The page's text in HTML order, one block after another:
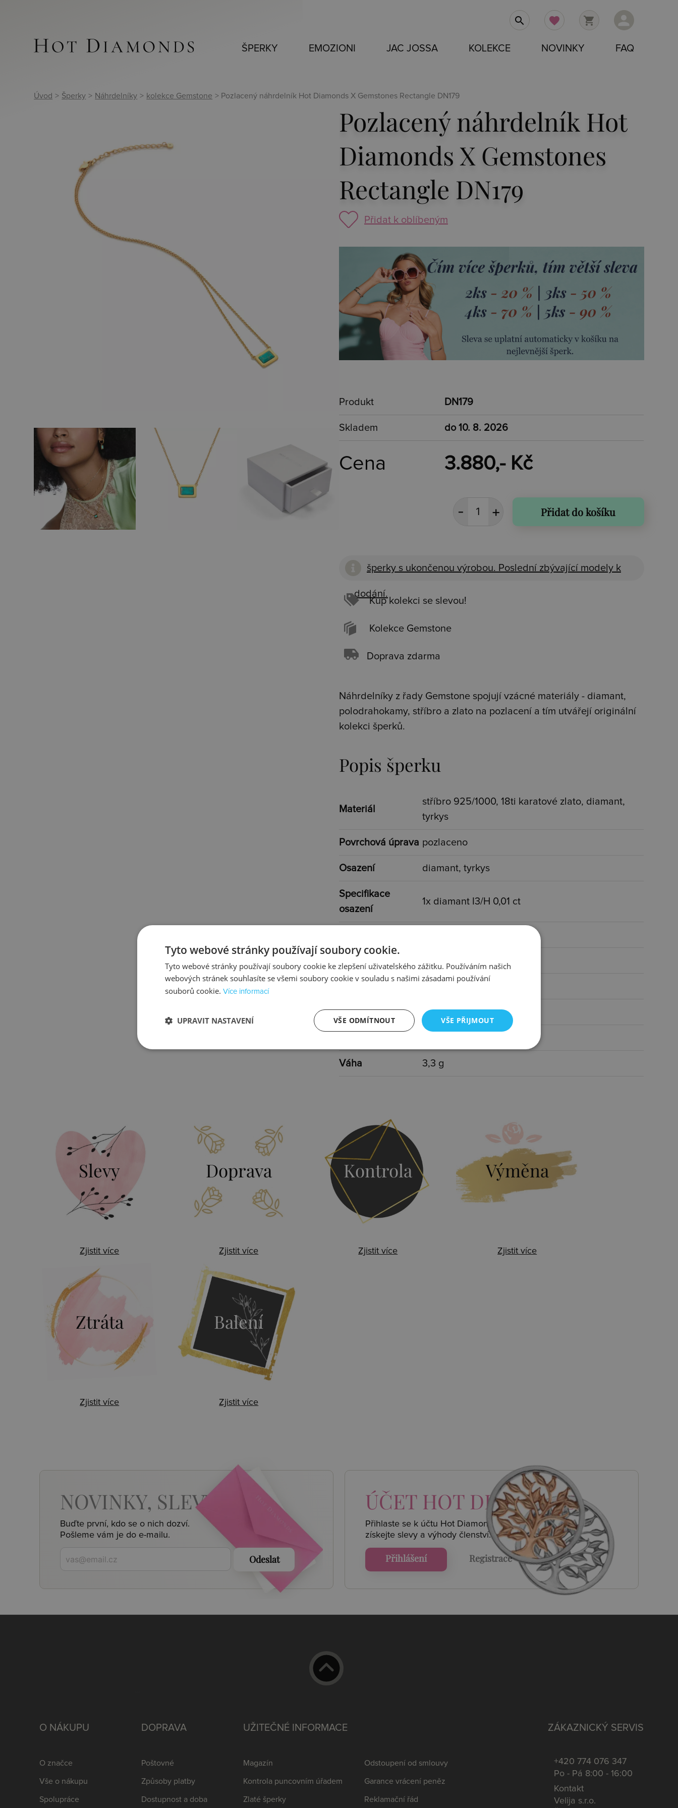
person
shopping_cart
favorite
search
ŠPERKY EMOZIONI JAC JOSSA KOLEKCE NOVINKY FAQ
Úvod > Šperky > Náhrdelníky > kolekce Gemstone > Pozlacený náhrdelník Hot Diamonds X Gemstones Rectangle DN179
Pozlacený náhrdelník Hot
Diamonds X Gemstones
Rectangle DN179
Přidat k oblíbeným
Produkt DN179
Skladem do 10. 8. 2026
Cena 3.880,- Kč
Přidat do košíku
šperky s ukončenou výrobou. Poslední zbývající modely k
dodání.
Kup kolekci se slevou!
Kolekce Gemstone
Doprava zdarma
Náhrdelníky z řady Gemstone spojují vzácné materiály - diamant,
polodrahokamy, stříbro a zlato na pozlacení a tím utvářejí originální
kolekci šperků.
Popis šperku
Materiál
stříbro 925/1000, 18ti karatové zlato, diamant,
tyrkys
Povrchová úprava pozlaceno
Osazení diamant, tyrkys
Specifikace
osazení
1x diamant I3/H 0,01 ct
zlatá, čirá
Délka 40-45 cm
Váha 3,3 g
Slevy
Zjistit více
Doprava
Zjistit více
Kontrola
Zjistit více
Výměna
Zjistit více
Ztráta
Zjistit více
Balení
Zjistit více
NOVINKY, SLEVY, AKCE
Buďte první, kdo se o nich dozví.
Pošleme vám je do e-mailu.
Odeslat
ÚČET HOT DIAMONDS
Přihlaste se k účtu Hot Diamonds a
získejte slevy a výhody členství.
Přihlášení Registrace
ZÁKAZNICKÝ SERVIS
+420 774 076 347
Po - Pá 8:00 - 16:00
Kontakt
Velija s.r.o.
O NÁKUPU
O značce
Vše o nákupu
Spolupráce
DOPRAVA
Poštovné
Způsoby platby
Dostupnost a doba
UŽITEČNÉ INFORMACE
Magazín
Kontrola puncovním úřadem
Zlaté šperky
Odstoupení od smlouvy
Garance vrácení peněz
Reklamační řád
Tyto webové stránky používají soubory cookie.
Tyto webové stránky používají soubory cookie ke zlepšení uživatelského zážitku. Používáním našich
webových stránek souhlasíte se všemi soubory cookie v souladu s našimi zásadami používání
souborů cookie. Více informací
VŠE PŘIJMOUT
VŠE ODMÍTNOUT
UPRAVIT NASTAVENÍ